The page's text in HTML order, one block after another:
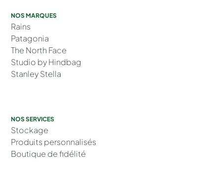
NOS MARQUES
Rains
Patagonia
The North Face
Studio by Hindbag
Stanley Stella
NOS SERVICES
Stockage
Produits personnalisés
Boutique de fidélité